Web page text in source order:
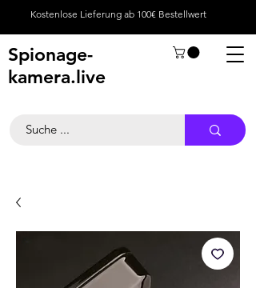
Kostenlose Lieferung ab 100€ Bestellwert
Spionage-
kamera.live